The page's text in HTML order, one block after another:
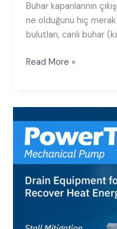
Buhar kapanlarının
ne olduğunu hiç
bulutları, canlı buhar
Read More »
Geri
Kazanımında
“Kavitasyon”
Çözüm
Yolları